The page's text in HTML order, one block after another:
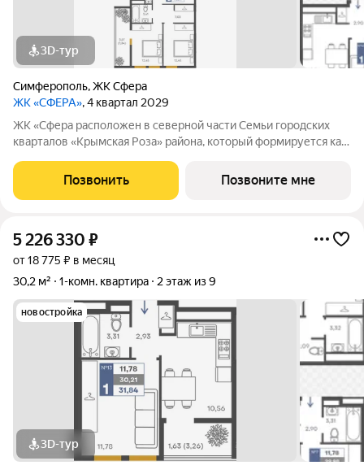
3D-тур
Симферополь,ЖК Сфера
ЖК «СФЕРА», 4 квартал 2029
ЖК «Сфера расположен в северной части Семьи городских
кварталов «Крымская Роза» района, который формируется как
«Сфера» состоит из восьми домов высотой в 8 и 9 этажей.
Выбор для тех, кто смотрит
Позвонить Позвоните мне
5 226 330 ₽
от 18 775 ₽ в месяц
30,2 м²
1-комн. квартира 2 этаж из 9
новостройка
3D-тур